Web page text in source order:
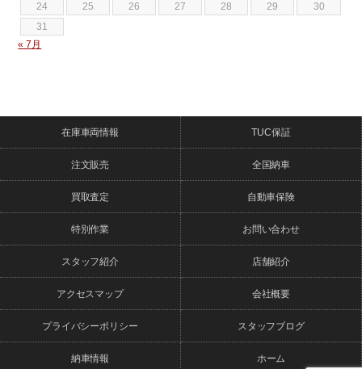
24
25 26 27 28 29
30
31
« 7月
在庫車両情報 TUC保証
注文販売 全国納車
買取査定 自動車保険
特別作業 お問い合わせ
スタッフ紹介 店舗紹介
アクセスマップ 会社概要
プライバシーポリシー スタッフブログ
納車情報 ホーム